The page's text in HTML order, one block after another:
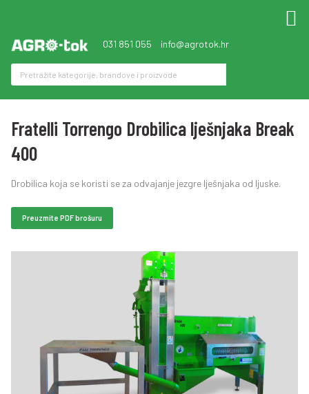
031 851 055 info@agrotok.hr
Fratelli Torrengo Drobilica lješnjaka Break
400
Drobilica koja se koristi se za odvajanje jezgre lješnjaka od ljuske.
Preuzmite PDF brošuru